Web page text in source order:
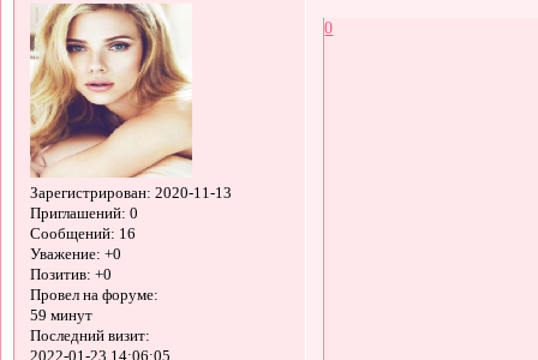
Зарегистрирован: 2020-11-13
Приглашений: 0
Сообщений: 16
Уважение: +0
Позитив: +0
Провел на форуме:
59 минут
Последний визит:
0